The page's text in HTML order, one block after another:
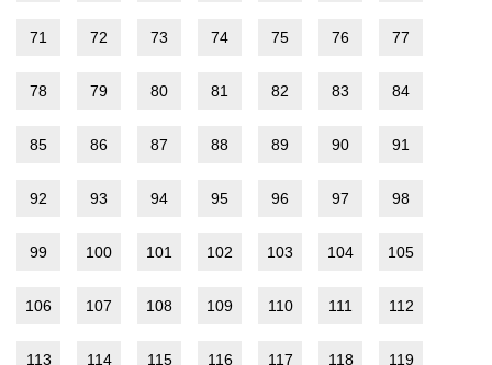
71 72 73 74 75 76 77
78 79 80 81 82 83 84
85 86 87 88 89 90 91
92 93 94 95 96 97 98
99 100 101 102 103 104 105
106 107 108 109 110 111 112
113 114 115 116 117 118 119